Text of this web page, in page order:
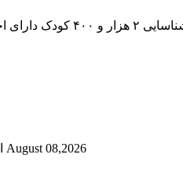
August 08,2026